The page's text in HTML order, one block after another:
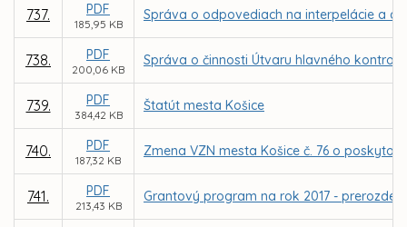
737. PDF
185,95 KB
Správa o odpovediach na interpelácie a
738. PDF
200,06 KB
Správa o činnosti Útvaru hlavného
739. PDF
384,42 KB
Štatút mesta Košice
740. PDF
187,32 KB
Zmena VZN mesta Košice č. 76 o
741. PDF
213,43 KB
Grantový program na rok 2017 -